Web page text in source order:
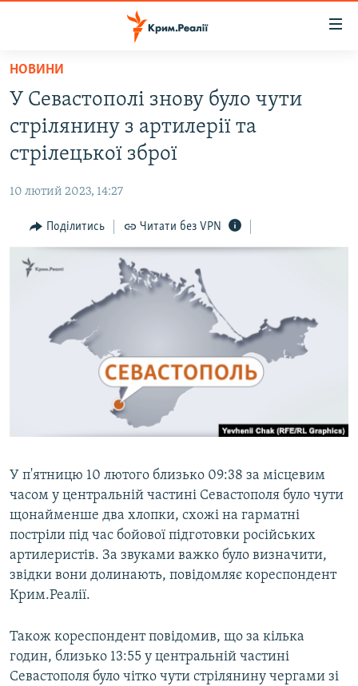
Перейти
основного
матеріалу
Перейти
до
основної
Перейти
до
пошуку
ВІДЕО ТА ФОТО
БЛОГИ
ПОГЛЯД
ІНТЕРВ'Ю
СПЕЦПРОЕКТИ
ДЕПОРТАЦІЯ
ВІДЕОУРОКИ «ELIFBE»
СВІДЧЕННЯ ОКУПАЦІЇ
УКРАЇНСЬКА ПРОБЛЕМА КРИМУ
ЯК ОБІЙТИ БЛОКУВАННЯ
Усі сайти RFE/RL
НОВИНИ
У Севастополі знову було чути
стрілянину з артилерії та
стрілецької зброї
10 лютий 2023, 14:27
Поділитись Читати без VPN
У п'ятницю 10 лютого близько 09:38 за місцевим
часом у центральній частині Севастополя було чути
щонайменше два хлопки, схожі на гарматні
постріли під час бойової підготовки російських
артилеристів. За звуками важко було визначити,
звідки вони долинають, повідомляє кореспондент
Крим.Реалії.
Також кореспондент повідомив, що за кілька
годин, близько 13:55 у центральній частині
Севастополя було чітко чути стрілянину чергами зі